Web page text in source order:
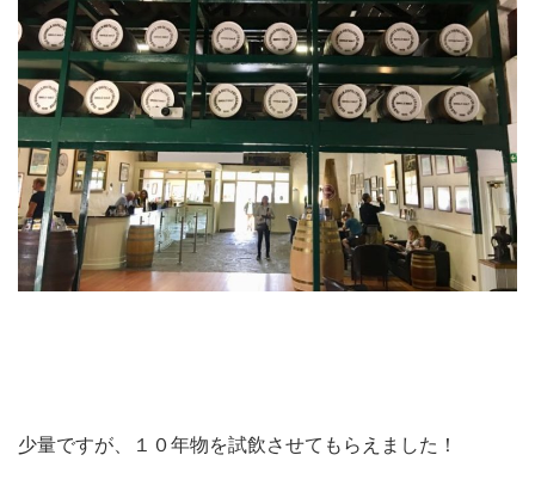
少量ですが、１０年物を試飲させてもらえました！